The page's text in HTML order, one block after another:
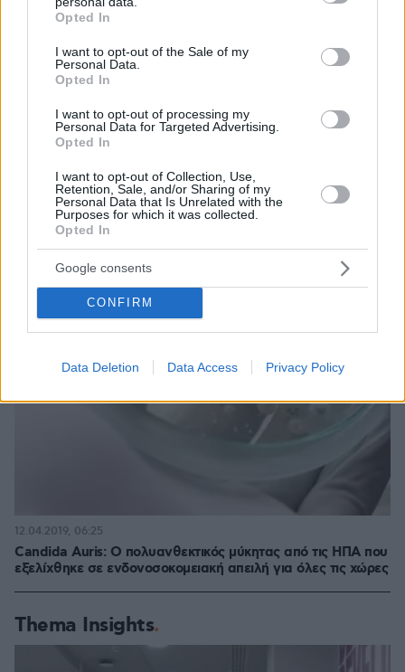
grant or deny consent to Google and its third-party tags to
use your data for below specified purposes in below Google
consent section.
Opted In
I want to opt-out of the Sale of my
Personal Data.
Opted In
I want to opt-out of processing my
Personal Data for Targeted Advertising.
Opted In
I want to opt-out of Collection, Use,
Retention, Sale, and/or Sharing of my
Personal Data that Is Unrelated with the
Purposes for which it was collected.
Opted In
Google consents
CONFIRM
Data Deletion Data Access Privacy Policy
Τέσσερις νεκροί από τον φονικό μύκητα Candida Auris στην
09.05.2022, 23:03
Candida Auris: Ο πολυανθεκτικός μύκητας από τις ΗΠΑ που
εξελίχθηκε σε ενδονοσοκομειακή απειλή για όλες τις χώρες
12.04.2019, 06:25
Thema Insights